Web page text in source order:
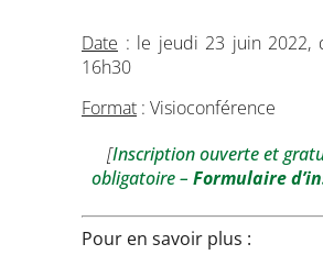
Date : le jeudi 23 juin 2022,
16h30
Format : Visioconférence
[Inscription ouverte et
obligatoire – Formulaire
Pour en savoir plus :